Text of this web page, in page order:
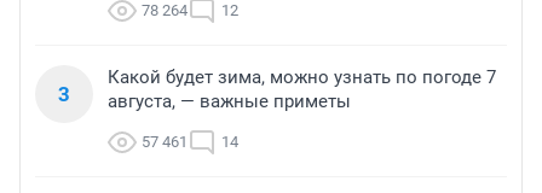
78 264 12
3
Какой будет зима, можно узнать по погоде 7
августа, — важные приметы
57 461 14